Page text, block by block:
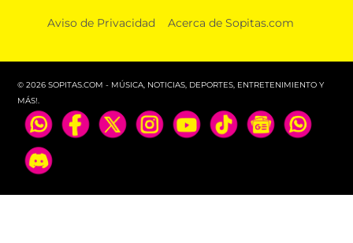
¿Cuándo sería el debut de Chucky Lozano con LA
Aviso de Privacidad Acerca de Sopitas.com
© 2026 SOPITAS.COM - MÚSICA, NOTICIAS, DEPORTES, ENTRETENIMIENTO Y
MÁS!.